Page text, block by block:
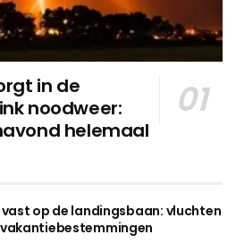
in de
noodweer:
helemaal
op de landingsbaan: vluchten